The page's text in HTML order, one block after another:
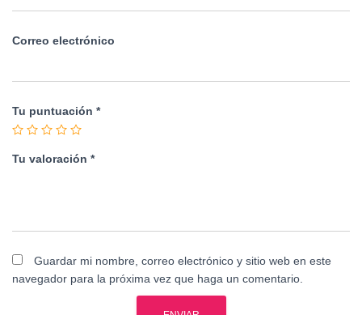
Correo electrónico
Tu puntuación *
Tu valoración *
Guardar mi nombre, correo electrónico y sitio web en este
navegador para la próxima vez que haga un comentario.